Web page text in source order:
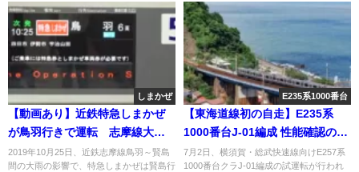
しまかぜ
【動画あり】近鉄特急しまかぜ
が鳥羽行きで運転 志摩線大雨
で行き先変更
2019年10月25日、近鉄志摩線鳥羽～賢島
間の大雨の影響で、特急しまかぜは賢島行
E235系1000番台
【東海道線初の自走】E235系
1000番台J-01編成 性能確認のた
め試運転
7月2日、横須賀・総武快速線向けE257系
1000番台クラJ-01編成の試運転が行われ